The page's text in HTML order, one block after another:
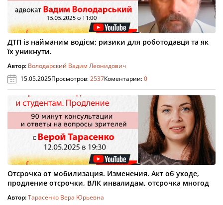
ДТП із найманим водієм: ризики для роботодавця та як
їх уникнути.
Автор: Володарский Вадим Леонидович
15.05.2025Просмотров:2537Коментарии:0
Отсрочка от мобилизация. Изменения. Акт об уходе,
продление отсрочки, ВЛК инвалидам, отсрочка многод
Автор:Тарасенко Вера Юрьевна